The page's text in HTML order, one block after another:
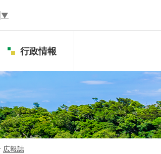
▼
行政情報
広報誌